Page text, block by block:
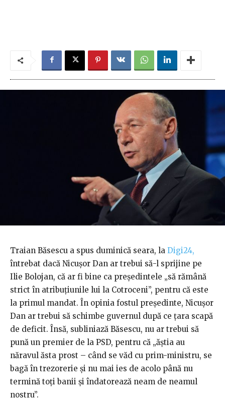
Traian Băsescu a spus duminică seara, la Digi24,
întrebat dacă Nicușor Dan ar trebui să-l sprijine pe
Ilie Bolojan, că ar fi bine ca președintele „să rămână
strict în atribuțiunile lui la Cotroceni”, pentru că este
la primul mandat. În opinia fostul președinte, Nicușor
Dan ar trebui să schimbe guvernul după ce țara scapă
de deficit. Însă, subliniază Băsescu, nu ar trebui să
pună un premier de la PSD, pentru că „ăștia au
năravul ăsta prost – când se văd cu prim-ministru, se
bagă în trezorerie și nu mai ies de acolo până nu
termină toți banii și îndatorează neam de neamul
nostru”.